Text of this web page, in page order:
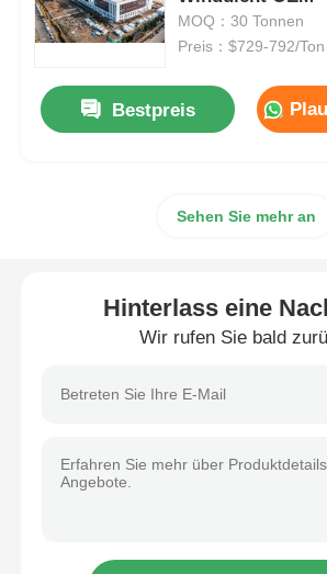
Stahlkonstruktion Gebäude
Werkstatt für Stahlkonstruktionen
Schwere Stahlkonstruktion
Brücken aus Stahl
Stahlstrukturbüro
MOQ：30 Tonnen
Preis：$729-792/Ton
Bestpreis
Sehen Sie mehr an
Hinterlass eine
Wir rufen Sie bald